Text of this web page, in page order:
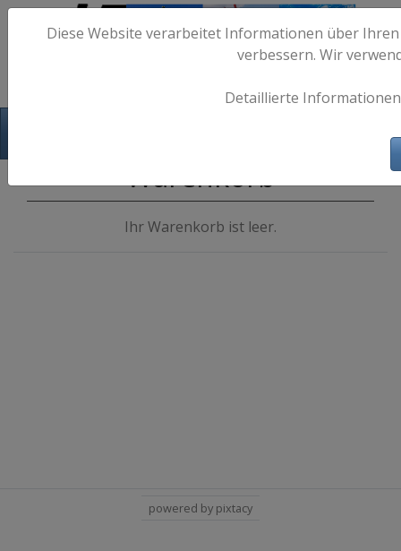
Warenkorb
Ihr Warenkorb ist leer.
Diese Website verarbeitet Informationen über
verbessern. Wir
Detaillierte
powered by pixtacy